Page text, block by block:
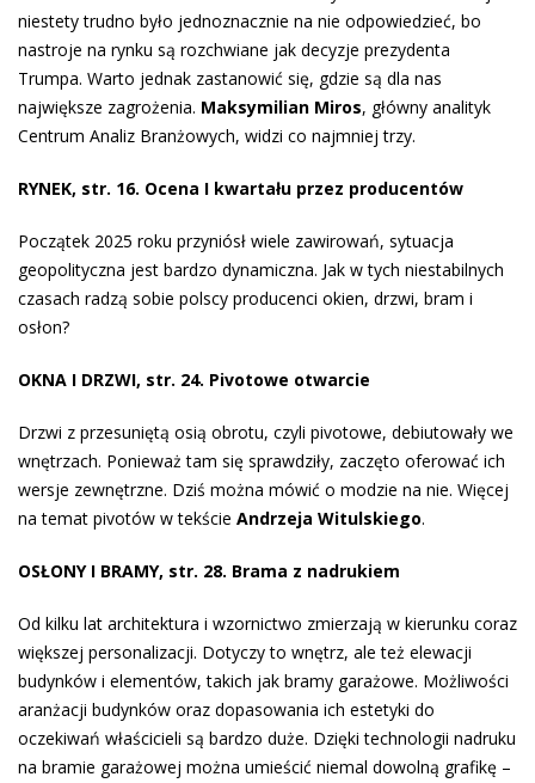
niestety trudno było jednoznacznie na nie odpowiedzieć, bo
nastroje na rynku są rozchwiane jak decyzje prezydenta
Trumpa. Warto jednak zastanowić się, gdzie są dla nas
największe zagrożenia. Maksymilian Miros, główny analityk
Centrum Analiz Branżowych, widzi co najmniej trzy.
RYNEK, str. 16. Ocena I kwartału przez producentów
Początek 2025 roku przyniósł wiele zawirowań, sytuacja
geopolityczna jest bardzo dynamiczna. Jak w tych niestabilnych
czasach radzą sobie polscy producenci okien, drzwi, bram i
osłon?
OKNA I DRZWI, str. 24. Pivotowe otwarcie
Drzwi z przesuniętą osią obrotu, czyli pivotowe, debiutowały we
wnętrzach. Ponieważ tam się sprawdziły, zaczęto oferować ich
wersje zewnętrzne. Dziś można mówić o modzie na nie. Więcej
na temat pivotów w tekście Andrzeja Witulskiego.
OSŁONY I BRAMY, str. 28. Brama z nadrukiem
Od kilku lat architektura i wzornictwo zmierzają w kierunku coraz
większej personalizacji. Dotyczy to wnętrz, ale też elewacji
budynków i elementów, takich jak bramy garażowe. Możliwości
aranżacji budynków oraz dopasowania ich estetyki do
oczekiwań właścicieli są bardzo duże. Dzięki technologii nadruku
na bramie garażowej można umieścić niemal dowolną grafikę –